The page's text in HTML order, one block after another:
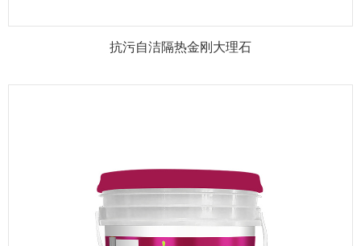
抗污自洁隔热金刚大理石